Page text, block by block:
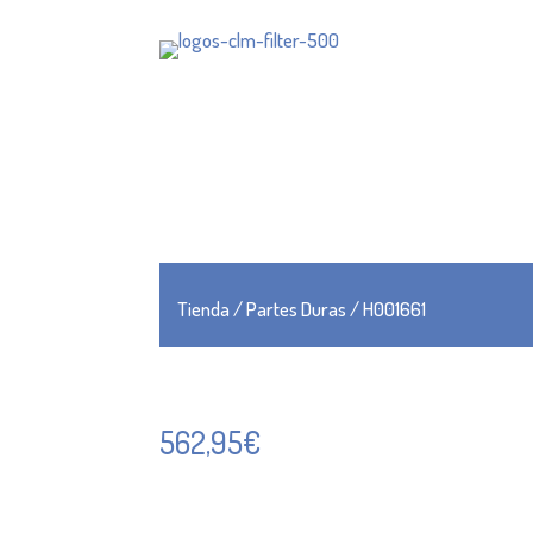
Tienda/Partes Duras/ H001661
562,95€